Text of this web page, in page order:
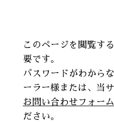
このページを閲覧す
要です。
パスワードがわから
ーラー様または、当
お問い合わせフォーム
ださい。